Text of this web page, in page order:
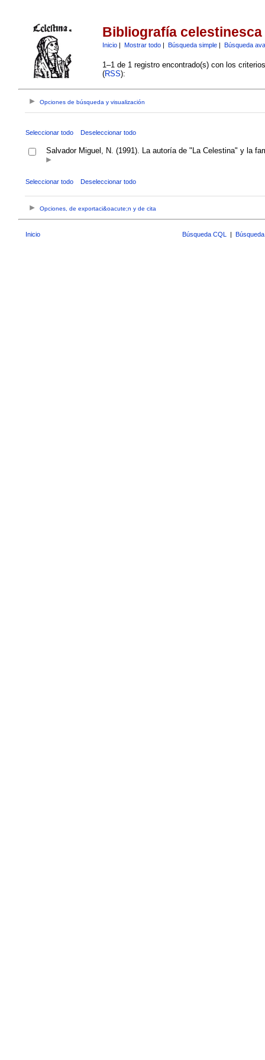
Bibliografía celestinesca
Inicio| Mostrar todo| Búsqueda simple| Búsqueda
1–1 de 1 registro encontrado(s) con los
(RSS):
Opciones de búsqueda y visualización
Seleccionar todo Deseleccionar todo
Salvador Miguel, N. (1991). La autoría de "La Celestina" y la
Seleccionar todo Deseleccionar todo
Opciones, de exportaci&oacute;n y de cita
Inicio Búsqueda CQL |